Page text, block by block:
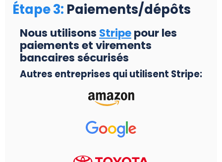
Étape 3: Paiements/dépôts
Nous utilisons Stripepour les
paiements et virements
bancaires sécurisés
Autres entreprises qui utilisent Stripe: